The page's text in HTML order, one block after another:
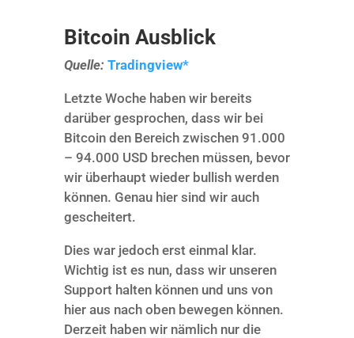
Bitcoin Ausblick
Quelle: Tradingview*
Letzte Woche haben wir bereits
darüber gesprochen, dass wir bei
Bitcoin den Bereich zwischen 91.000
– 94.000 USD brechen müssen, bevor
wir überhaupt wieder bullish werden
können. Genau hier sind wir auch
gescheitert.
Dies war jedoch erst einmal klar.
Wichtig ist es nun, dass wir unseren
Support halten können und uns von
hier aus nach oben bewegen können.
Derzeit haben wir nämlich nur die